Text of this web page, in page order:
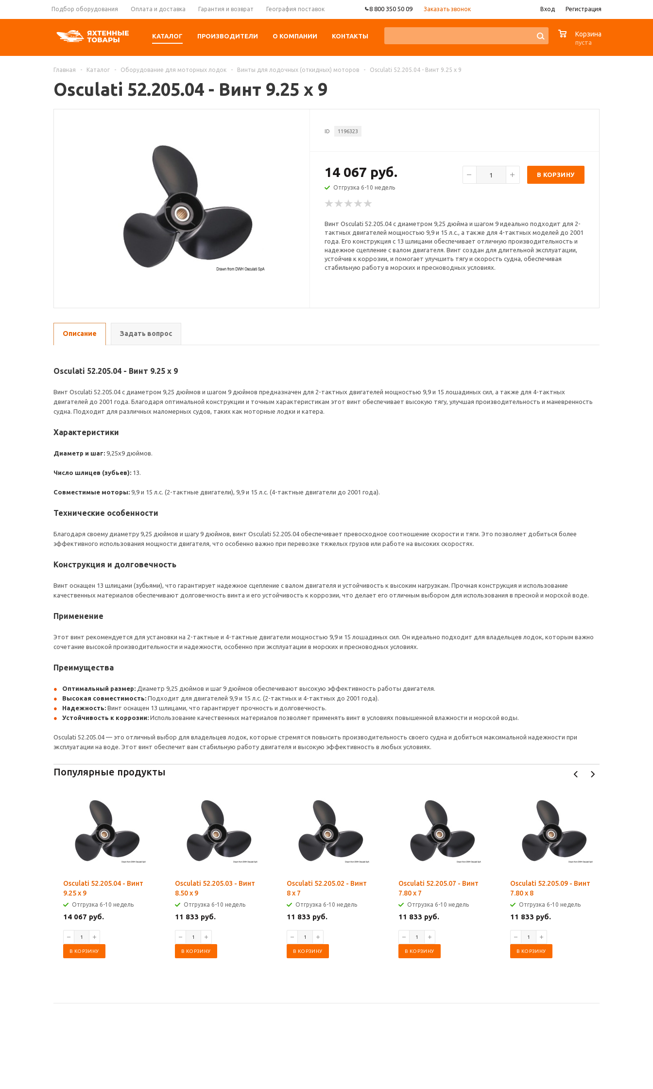
Подбор оборудования Оплата и доставка Гарантия и возврат География поставок 8 800 350 50 09 Заказать звонок Вход Регистрация
КАТАЛОГ ПРОИЗВОДИТЕЛИ О КОМПАНИИ КОНТАКТЫ Корзина
пуста
Главная - Каталог - Оборудование для моторных лодок - Винты для лодочных (откидных) моторов - Osculati 52.205.04 - Винт 9.25 x 9
Osculati 52.205.04 - Винт 9.25 x 9
ID 1196323
14 067 руб.
Отгрузка 6-10 недель
В КОРЗИНУ
Винт Osculati 52.205.04 с диаметром 9,25 дюйма и шагом 9 идеально подходит для 2-
тактных двигателей мощностью 9,9 и 15 л.с., а также для 4-тактных моделей до 2001
года. Его конструкция с 13 шлицами обеспечивает отличную производительность и
надежное сцепление с валом двигателя. Винт создан для длительной эксплуатации,
устойчив к коррозии, и помогает улучшить тягу и скорость судна, обеспечивая
стабильную работу в морских и пресноводных условиях.
Описание Задать вопрос
Osculati 52.205.04 - Винт 9.25 x 9
Винт Osculati 52.205.04 с диаметром 9,25 дюймов и шагом 9 дюймов предназначен для 2-тактных двигателей мощностью 9,9 и 15 лошадиных сил, а также для 4-тактных
двигателей до 2001 года. Благодаря оптимальной конструкции и точным характеристикам этот винт обеспечивает высокую тягу, улучшая производительность и маневренность
судна. Подходит для различных маломерных судов, таких как моторные лодки и катера.
Характеристики
Диаметр и шаг: 9,25x9 дюймов.
Число шлицев (зубьев): 13.
Совместимые моторы: 9,9 и 15 л.с. (2-тактные двигатели), 9,9 и 15 л.с. (4-тактные двигатели до 2001 года).
Технические особенности
Благодаря своему диаметру 9,25 дюймов и шагу 9 дюймов, винт Osculati 52.205.04 обеспечивает превосходное соотношение скорости и тяги. Это позволяет добиться более
эффективного использования мощности двигателя, что особенно важно при перевозке тяжелых грузов или работе на высоких скоростях.
Конструкция и долговечность
Винт оснащен 13 шлицами (зубьями), что гарантирует надежное сцепление с валом двигателя и устойчивость к высоким нагрузкам. Прочная конструкция и использование
качественных материалов обеспечивают долговечность винта и его устойчивость к коррозии, что делает его отличным выбором для использования в пресной и морской воде.
Применение
Этот винт рекомендуется для установки на 2-тактные и 4-тактные двигатели мощностью 9,9 и 15 лошадиных сил. Он идеально подходит для владельцев лодок, которым важно
сочетание высокой производительности и надежности, особенно при эксплуатации в морских и пресноводных условиях.
Преимущества
Оптимальный размер: Диаметр 9,25 дюймов и шаг 9 дюймов обеспечивают высокую эффективность работы двигателя.
Высокая совместимость: Подходит для двигателей 9,9 и 15 л.с. (2-тактных и 4-тактных до 2001 года).
Надежность: Винт оснащен 13 шлицами, что гарантирует прочность и долговечность.
Устойчивость к коррозии: Использование качественных материалов позволяет применять винт в условиях повышенной влажности и морской воды.
Osculati 52.205.04 — это отличный выбор для владельцев лодок, которые стремятся повысить производительность своего судна и добиться максимальной надежности при
эксплуатации на воде. Этот винт обеспечит вам стабильную работу двигателя и высокую эффективность в любых условиях.
Популярные продукты
Osculati 52.205.04 - Винт
9.25 x 9
Отгрузка 6-10 недель
14 067 руб.
В КОРЗИНУ
Osculati 52.205.03 - Винт
8.50 x 9
Отгрузка 6-10 недель
11 833 руб.
В КОРЗИНУ
Osculati 52.205.02 - Винт
8 x 7
Отгрузка 6-10 недель
11 833 руб.
В КОРЗИНУ
Osculati 52.205.07 - Винт
7.80 x 7
Отгрузка 6-10 недель
11 833 руб.
В КОРЗИНУ
Osculati 52.205.09 - Винт
7.80 x 8
Отгрузка 6-10 недель
11 833 руб.
В КОРЗИНУ